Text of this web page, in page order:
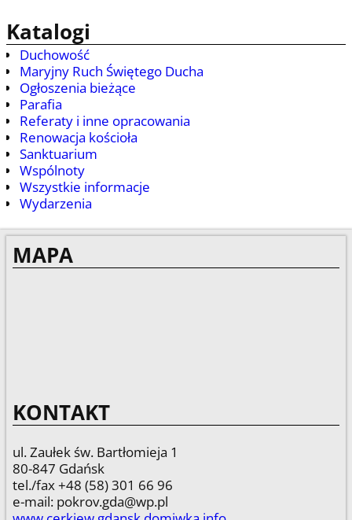
Katalogi
Duchowość
Maryjny Ruch Świętego Ducha
Ogłoszenia bieżące
Parafia
Referaty i inne opracowania
Renowacja kościoła
Sanktuarium
Wspólnoty
Wszystkie informacje
Wydarzenia
MAPA
KONTAKT
ul. Zaułek św. Bartłomieja 1
80-847 Gdańsk
tel./fax +48 (58) 301 66 96
e-mail: pokrov.gda@wp.pl